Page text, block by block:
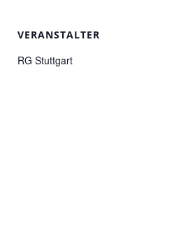
VERANSTALTER
RG Stuttgart